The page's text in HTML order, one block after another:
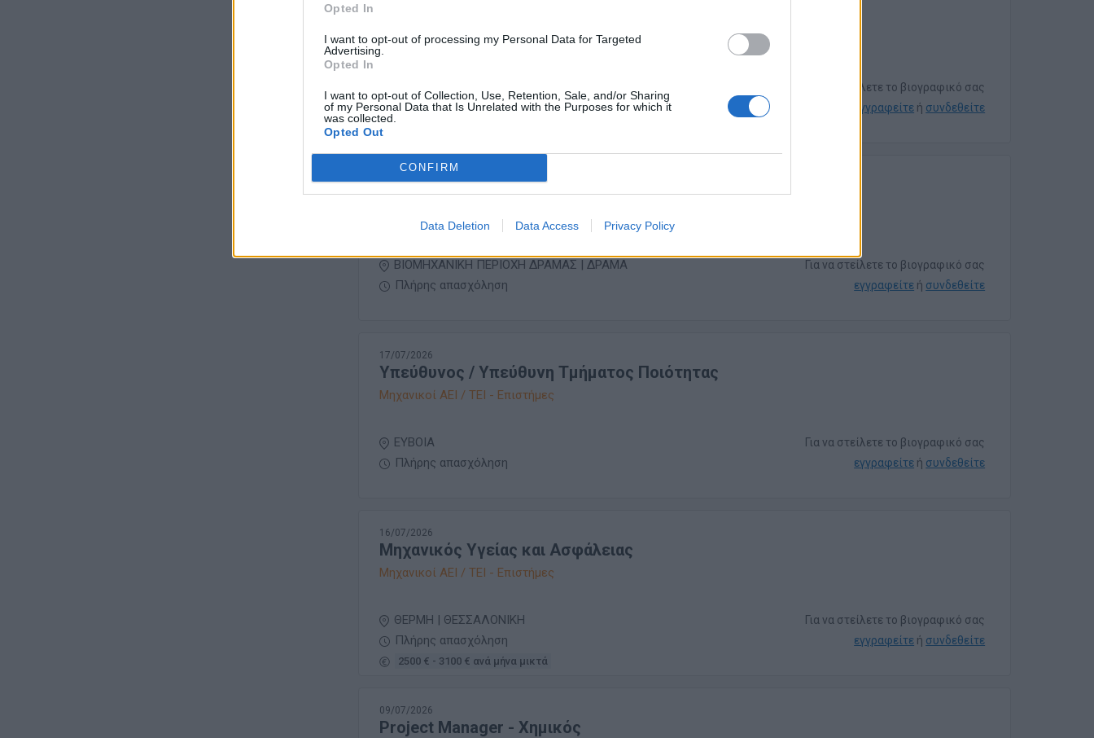
Opted In
I want to opt-out of processing my Personal Data for Targeted
Advertising.
Opted In
I want to opt-out of Collection, Use, Retention, Sale, and/or Sharing
of my Personal Data that Is Unrelated with the Purposes for which it
was collected.
Opted Out
CONFIRM
Data Deletion Data Access Privacy Policy
Μηχανικοί ΑΕΙ / ΤΕΙ - Επιστήμες
Πλήρης απασχόληση
Για να στείλετε το βιογραφικό σας
εγγραφείτε ή συνδεθείτε
Paintshop Coordinator
Μηχανικοί ΑΕΙ / ΤΕΙ - Επιστήμες
ΒΙΟΜΗΧΑΝΙΚΗ ΠΕΡΙΟΧΗ ΔΡΑΜΑΣ | ΔΡΑΜΑ
Πλήρης απασχόληση
Για να στείλετε το βιογραφικό σας
εγγραφείτε ή συνδεθείτε
17/07/2026
Υπεύθυνος / Υπεύθυνη Τμήματος Ποιότητας
Μηχανικοί ΑΕΙ / ΤΕΙ - Επιστήμες
ΕΥΒΟΙΑ
Πλήρης απασχόληση
Για να στείλετε το βιογραφικό σας
εγγραφείτε ή συνδεθείτε
16/07/2026
Μηχανικός Υγείας και Ασφάλειας
Μηχανικοί ΑΕΙ / ΤΕΙ - Επιστήμες
ΘΕΡΜΗ | ΘΕΣΣΑΛΟΝΙΚΗ
Πλήρης απασχόληση
2500 € - 3100 € ανά μήνα μικτά
Για να στείλετε το βιογραφικό σας
εγγραφείτε ή συνδεθείτε
09/07/2026
Project Manager - Χημικός